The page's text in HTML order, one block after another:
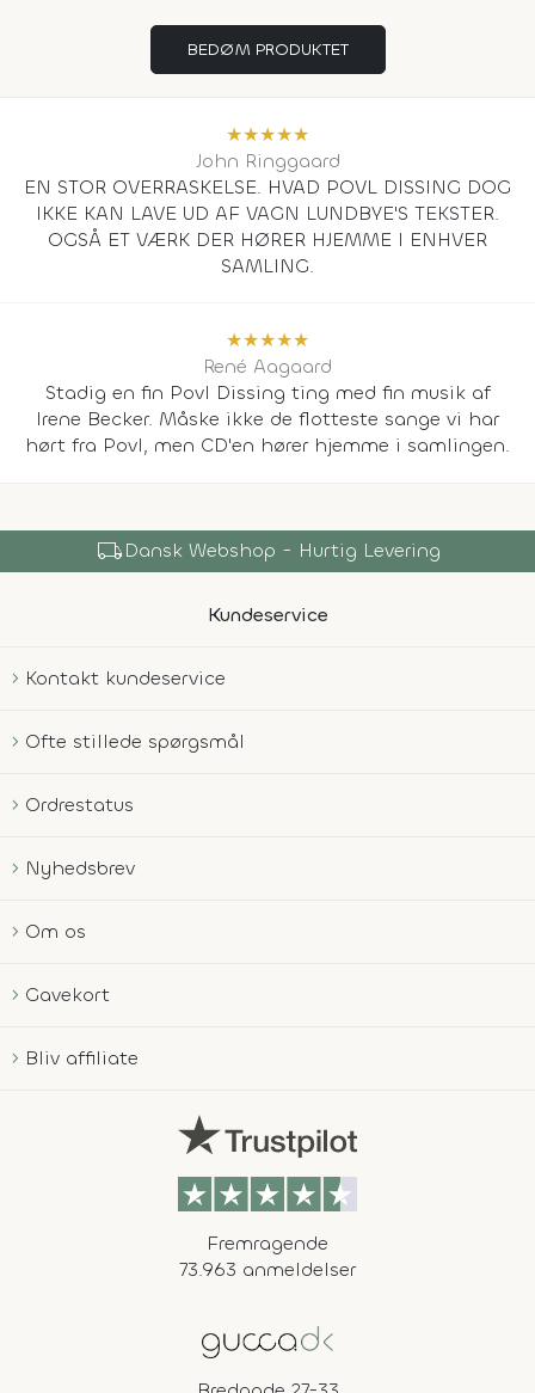
BEDØM PRODUKTET
★★★★★
John Ringgaard
EN STOR OVERRASKELSE. HVAD POVL DISSING DOG
IKKE KAN LAVE UD AF VAGN LUNDBYE'S TEKSTER.
OGSÅ ET VÆRK DER HØRER HJEMME I ENHVER
SAMLING.
★★★★★
René Aagaard
Stadig en fin Povl Dissing ting med fin musik af
Irene Becker. Måske ikke de flotteste sange vi har
hørt fra Povl, men CD'en hører hjemme i samlingen.
local_shippingDansk Webshop - Hurtig Levering
Kundeservice
Kontakt kundeservice
Ofte stillede spørgsmål
Ordrestatus
Nyhedsbrev
Om os
Gavekort
Bliv affiliate
Fremragende
73.963 anmeldelser